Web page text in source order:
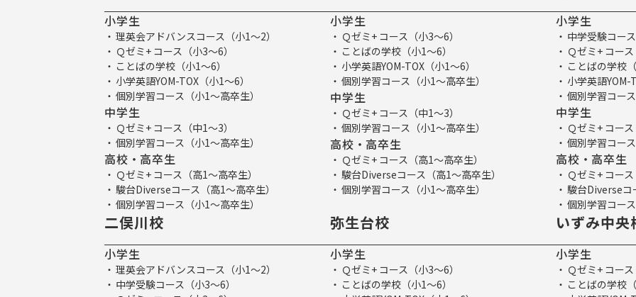
小学生
理英会アドバンスコース（小1～2）
Ｑゼミ+ コース（小3～6）
ことばの学校（小1～6）
小学英語YOM-TOX（小1～6）
個別学習コース（小1～高卒生）
中学生
Ｑゼミ+ コース（中1～3）
個別学習コース（小1～高卒生）
高校・高卒生
Ｑゼミ+ コース（高1～高卒生）
駿台Diverseコース（高1～高卒生）
個別学習コース（小1～高卒生）
小学生
Ｑゼミ+ コース（小3～6）
ことばの学校（小1～6）
小学英語YOM-TOX（小1～6）
個別学習コース（小1～高卒生）
中学生
Ｑゼミ+ コース（中1～3）
個別学習コース（小1～高卒生）
高校・高卒生
Ｑゼミ+ コース（高1～高卒生）
駿台Diverseコース（高1～高卒生）
個別学習コース（小1～高卒生）
小学生
中学受験コー
Ｑゼミ+ コー
ことばの学校
小学英語YOM-
個別学習コー
中学生
Ｑゼミ+ コー
個別学習コー
高校・高卒生
Ｑゼミ+ コー
駿台Diverseコ
個別学習コー
二俣川校
小学生
理英会アドバンスコース（小1～2）
中学受験コース（小3～6）
弥生台校
小学生
Ｑゼミ+ コース（小3～6）
ことばの学校（小1～6）
いずみ中央
小学生
Ｑゼミ+ コー
ことばの学校